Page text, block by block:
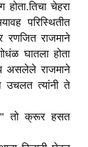
होता.तिचा चेहरा
परिस्थितीत
रणजित राजमाने
घातला होता
असलेले राजमाने
उचलत त्यांनी ते
तो क्रूर हसत